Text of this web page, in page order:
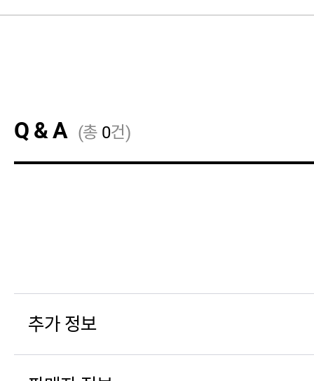
Q & A (총 0건)
추가 정보